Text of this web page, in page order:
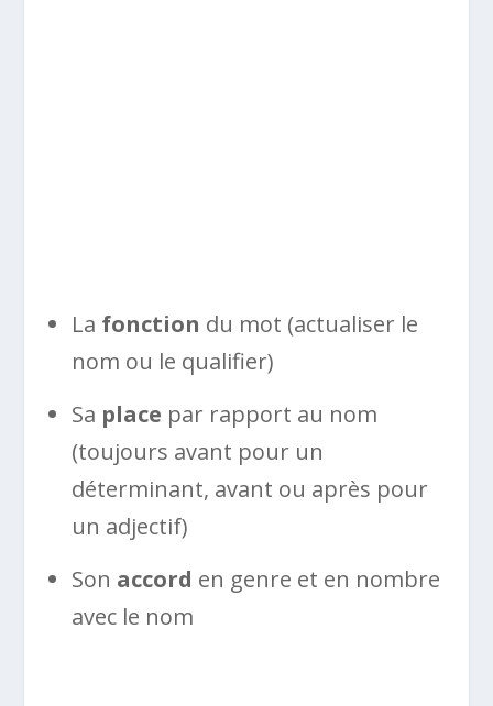
La fonction du mot (actualiser le
nom ou le qualifier)
Sa place par rapport au nom
(toujours avant pour un
déterminant, avant ou après pour
un adjectif)
Son accord en genre et en nombre
avec le nom